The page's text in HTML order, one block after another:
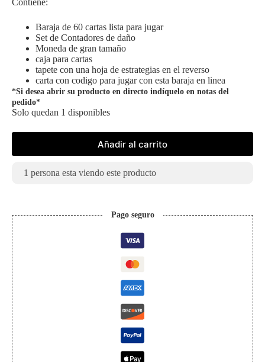
Contiene:
Baraja de 60 cartas lista para jugar
Set de Contadores de daño
Moneda de gran tamaño
caja para cartas
tapete con una hoja de estrategias en el reverso
carta con codigo para jugar con esta baraja en linea
*Si desea abrir su producto en directo indíquelo en notas del
pedido*
Solo quedan 1 disponibles
Añadir al carrito
1 persona esta viendo este producto
Pago seguro